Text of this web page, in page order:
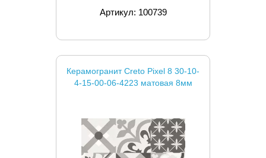
Артикул: 100739
Керамогранит Creto Pixel 8 30-10-
4-15-00-06-4223 матовая 8мм